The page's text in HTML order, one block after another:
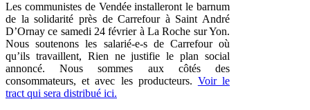
Les communistes de Vendée installeront le barnum
de la solidarité près de Carrefour à Saint André
D’Ornay ce samedi 24 février à La Roche sur Yon.
Nous soutenons les salarié-e-s de Carrefour où
qu’ils travaillent, Rien ne justifie le plan social
annoncé. Nous sommes aux côtés des
consommateurs, et avec les producteurs. Voir le
tract qui sera distribué ici.